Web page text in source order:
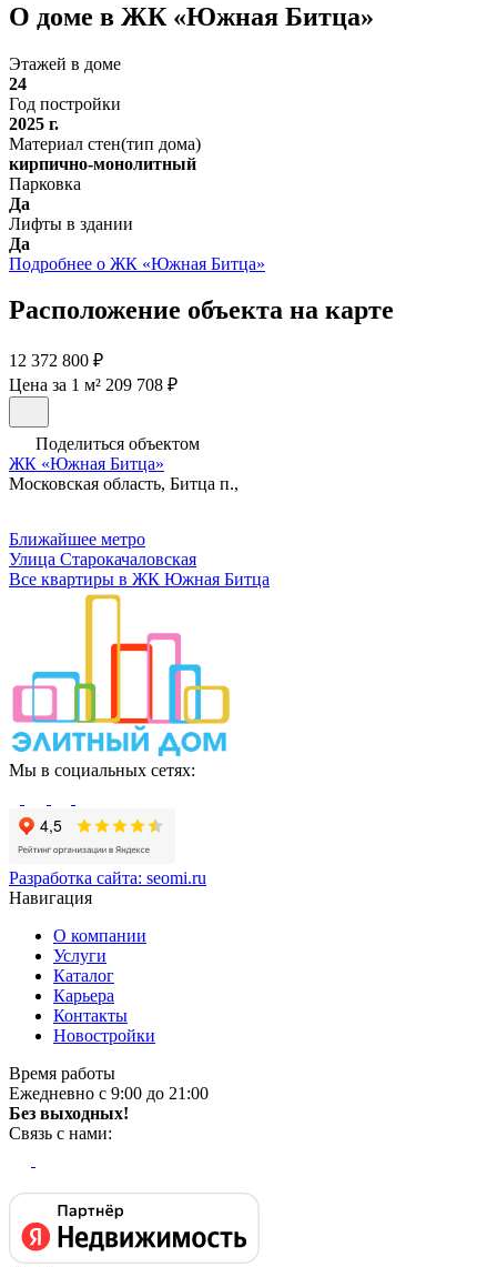
О доме в ЖК «Южная Битца»
Этажей в доме
24
Год постройки
2025 г.
Материал стен(тип дома)
кирпично-монолитный
Парковка
Да
Лифты в здании
Да
Подробнее о ЖК «Южная Битца»
Расположение объекта на карте
12 372 800 ₽
Цена за 1 м² 209 708 ₽
Поделиться объектом
ЖК «Южная Битца»
Московская область, Битца п.,
Ближайшее метро
Улица Старокачаловская
Все квартиры в ЖК Южная Битца
Мы в социальных сетях:
Разработка сайта: seomi.ru
Навигация
О компании
Услуги
Каталог
Карьера
Контакты
Новостройки
Время работы
Ежедневно с 9:00 до 21:00
Без выходных!
Связь с нами: